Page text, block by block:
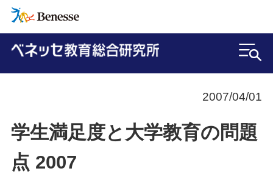
2007/04/01
学生満足度と大学教育の問題
点 2007